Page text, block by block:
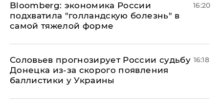
Bloomberg: экономика России
подхватила "голландскую болезнь" в
самой тяжелой форме
16:20
Соловьев прогнозирует России судьбу
Донецка из-за скорого появления
баллистики у Украины
16:18